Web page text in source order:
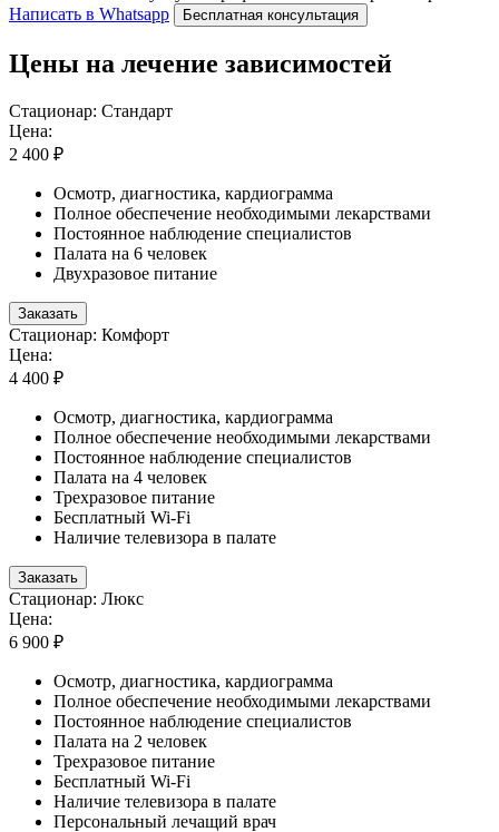
Написать в Whatsapp
Бесплатная консультация
Цены на лечение зависимостей
Стационар: Стандарт
Цена:
2 400 ₽
Осмотр, диагностика, кардиограмма
Полное обеспечение необходимыми лекарствами
Постоянное наблюдение специалистов
Палата на 6 человек
Двухразовое питание
Заказать
Стационар: Комфорт
Цена:
4 400 ₽
Осмотр, диагностика, кардиограмма
Полное обеспечение необходимыми лекарствами
Постоянное наблюдение специалистов
Палата на 4 человек
Трехразовое питание
Бесплатный Wi-Fi
Наличие телевизора в палате
Заказать
Стационар: Люкс
Цена:
6 900 ₽
Осмотр, диагностика, кардиограмма
Полное обеспечение необходимыми лекарствами
Постоянное наблюдение специалистов
Палата на 2 человек
Трехразовое питание
Бесплатный Wi-Fi
Наличие телевизора в палате
Персональный лечащий врач